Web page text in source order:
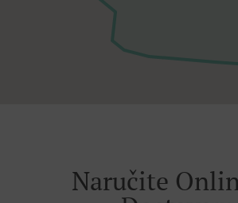
Naručite